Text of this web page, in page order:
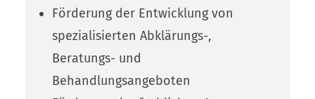
Förderung der Entwicklung von
spezialisierten Abklärungs-,
Beratungs- und
Behandlungsangeboten